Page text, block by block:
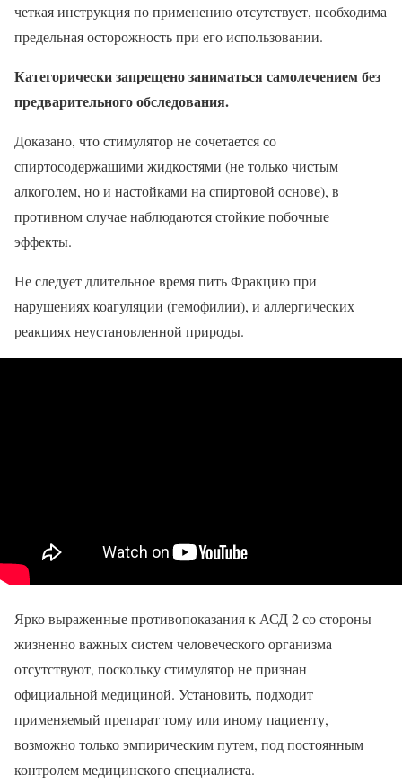
четкая инструкция по применению отсутствует, необходима
предельная осторожность при его использовании.
Категорически запрещено заниматься самолечением без
предварительного обследования.
Доказано, что стимулятор не сочетается со
спиртосодержащими жидкостями (не только чистым
алкоголем, но и настойками на спиртовой основе), в
противном случае наблюдаются стойкие побочные
эффекты.
Не следует длительное время пить Фракцию при
нарушениях коагуляции (гемофилии), и аллергических
реакциях неустановленной природы.
Ярко выраженные противопоказания к АСД 2 со стороны
жизненно важных систем человеческого организма
отсутствуют, поскольку стимулятор не признан
официальной медициной. Установить, подходит
применяемый препарат тому или иному пациенту,
возможно только эмпирическим путем, под постоянным
контролем медицинского специалиста.